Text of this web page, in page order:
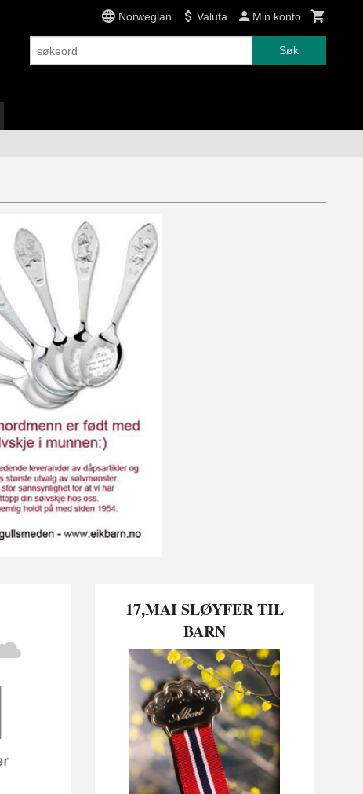
Norwegian Valuta Min konto
Søk
17,MAI SLØYFER TIL
BARN